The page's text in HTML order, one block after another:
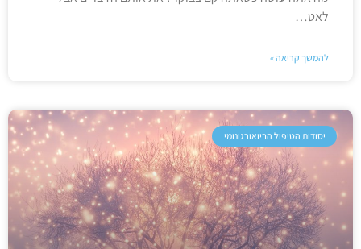
לאט…
להמשך קריאה »
יסודות הטיפול הביואורגונומי